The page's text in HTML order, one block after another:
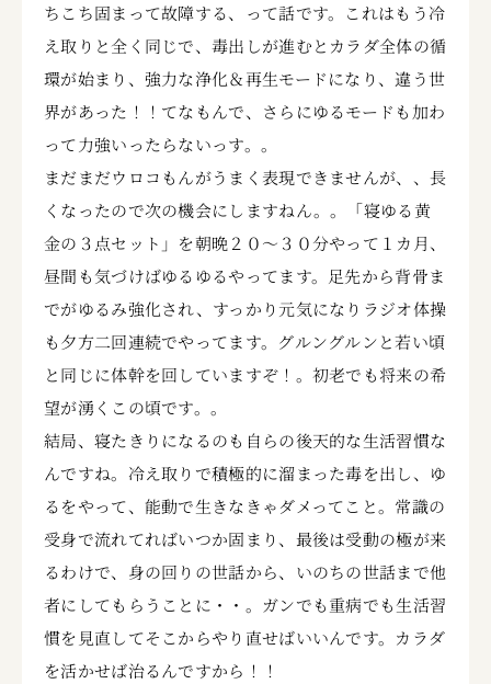
ちこち固まって故障する、って話です。これはもう冷
え取りと全く同じで、毒出しが進むとカラダ全体の循
環が始まり、強力な浄化＆再生モードになり、違う世
界があった！！てなもんで、さらにゆるモードも加わ
って力強いったらないっす。。
まだまだウロコもんがうまく表現できませんが、、長
くなったので次の機会にしますねん。。「寝ゆる黄
金の３点セット」を朝晩２０～３０分やって１カ月、
昼間も気づけばゆるゆるやってます。足先から背骨ま
でがゆるみ強化され、すっかり元気になりラジオ体操
も夕方二回連続でやってます。グルングルンと若い頃
と同じに体幹を回していますぞ！。初老でも将来の希
望が湧くこの頃です。。
結局、寝たきりになるのも自らの後天的な生活習慣な
んですね。冷え取りで積極的に溜まった毒を出し、ゆ
るをやって、能動で生きなきゃダメってこと。常識の
受身で流れてればいつか固まり、最後は受動の極が来
るわけで、身の回りの世話から、いのちの世話まで他
者にしてもらうことに・・。ガンでも重病でも生活習
慣を見直してそこからやり直せばいいんです。カラダ
を活かせば治るんですから！！